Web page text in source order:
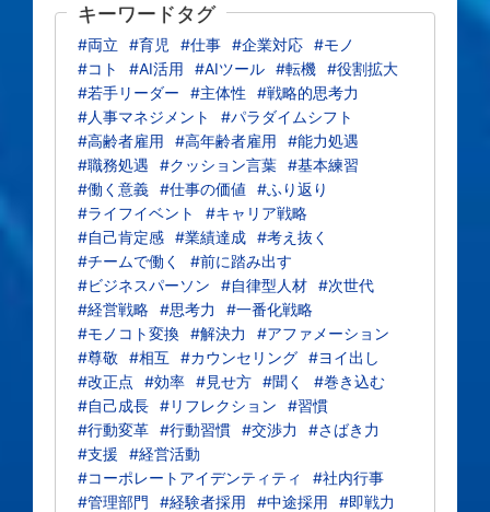
キーワードタグ
#両立 #育児 #仕事 #企業対応 #モノ
#コト
#AI活用 #AIツール #転機 #役割拡大
#若手リーダー
#主体性
#戦略的思考力
#人事マネジメント
#パラダイムシフト
#高齢者雇用
#高年齢者雇用
#能力処遇
#職務処遇
#クッション言葉 #基本練習
#働く意義 #仕事の価値
#ふり返り
#ライフイベント
#キャリア戦略
#自己肯定感 #業績達成 #考え抜く
#チームで働く
#前に踏み出す
#ビジネスパーソン
#自律型人材 #次世代
#経営戦略 #思考力
#一番化戦略
#モノコト変換 #解決力
#アファメーション
#尊敬
#相互 #カウンセリング #ヨイ出し
#改正点
#効率 #見せ方 #聞く
#巻き込む
#自己成長 #リフレクション
#習慣
#行動変革 #行動習慣 #交渉力
#さばき力
#支援
#経営活動
#コーポレートアイデンティティ
#社内行事
#管理部門
#経験者採用 #中途採用
#即戦力